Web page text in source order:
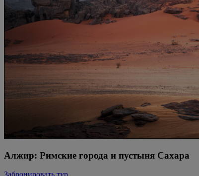
Алжир: Римские города и пустыня Сахара